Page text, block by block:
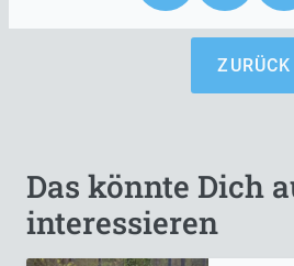
ZURÜCK
Das könnte Dich
interessieren